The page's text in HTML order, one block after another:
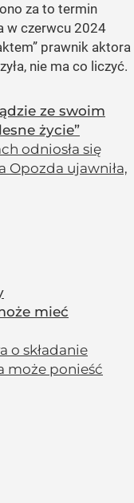
za to termin
w czerwcu 2024
prawnik aktora
nie ma co liczyć.
ze swoim
życie”
odniosła się
Opozda ujawniła,
mieć
o składanie
może ponieść